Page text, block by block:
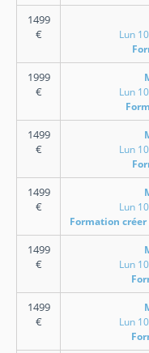
1499
€
Lun
1999
€
Lun
1499
€
Lun
1499
€
Lun
Formation créer
1499
€
Lun
1499
€
Lun